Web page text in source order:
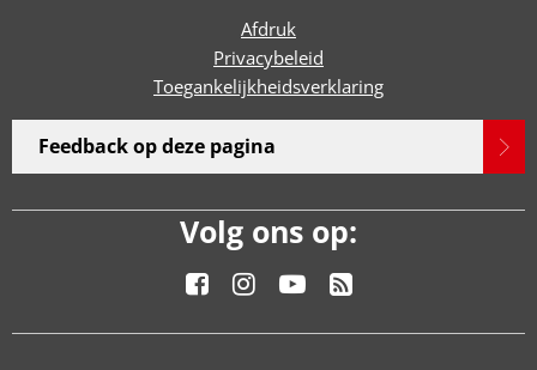
Afdruk
Privacybeleid
Toegankelijkheidsverklaring
Feedback op deze pagina
Volg ons op: